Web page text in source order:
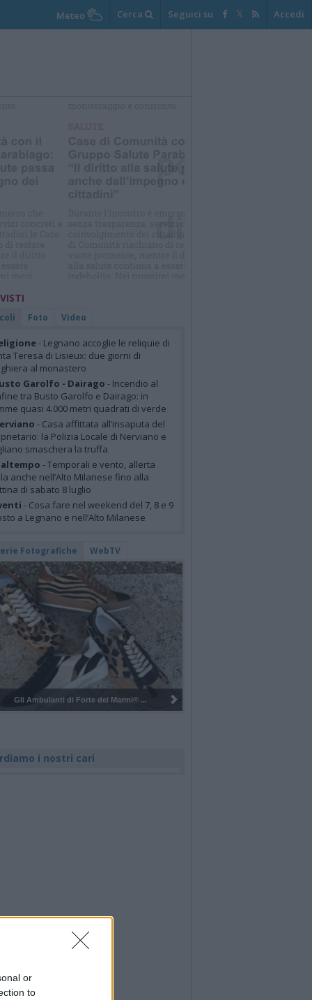
or
to
Meteo Cerca Seguici su Accedi
Foto Video
- Legnano accoglie le reliquie di
Teresa di Lisieux: due giorni di
al monastero
Garolfo - Dairago - Incendio al
tra Busto Garolfo e Dairago: in
quasi 4.000 metri quadrati di verde
- Casa affittata all’insaputa del
la Polizia Locale di Nerviano e
smaschera la truffa
- Temporali e vento, allerta
anche nell’Alto Milanese fino alla
di sabato 8 luglio
- Cosa fare nel weekend del 7, 8 e 9
a Legnano e nell’Alto Milanese
Fotografiche WebTV
Pulizia del bosco del Rugareto a ...
i nostri cari